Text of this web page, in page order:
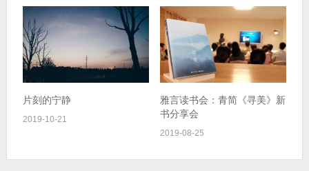
片刻的宁静
2019-10-21
雅言读书会：青简《寻美》新
书分享会
2019-08-25